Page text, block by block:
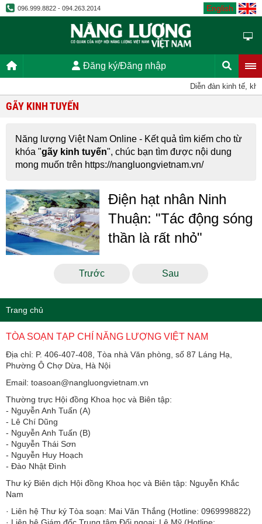
096.999.8822 - 094.263.2014 English
Đăng ký/Đăng nhập
Diễn đàn kinh tế,
GÃY KINH TUYẾN
Năng lượng Việt Nam Online - Kết quả tìm kiếm cho từ
khóa "gãy kinh tuyến", chúc bạn tìm được nội dung
mong muốn trên https://nangluongvietnam.vn/
Điện hạt nhân Ninh
Thuận: "Tác động sóng
thần là rất nhỏ"
Trước Sau
Trang chủ
TÒA SOẠN TẠP CHÍ NĂNG LƯỢNG VIỆT NAM
Địa chỉ: P. 406-407-408, Tòa nhà Văn phòng, số 87 Láng Hạ,
Phường Ô Chợ Dừa, Hà Nội
Email: toasoan@nangluongvietnam.vn
Thường trực Hội đồng Khoa học và Biên tập:
​​​​​​- Nguyễn Anh Tuấn (A)
- Lê Chí Dũng
- Nguyễn Anh Tuấn (B)
- Nguyễn Thái Sơn
- Nguyễn Huy Hoạch
- Đào Nhật Đình
Thư ký Biên dịch Hội đồng Khoa học và Biên tập: Nguyễn Khắc
Nam
· Liên hệ Thư ký Tòa soạn: Mai Văn Thắng (Hotline: 0969998822)